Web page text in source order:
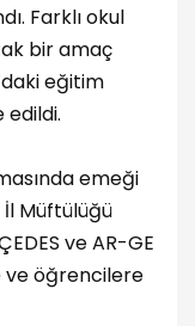
Farklı okul
bir amaç
eğitim
edildi.
emeği
Müftülüğü
ve AR-GE
öğrencilere